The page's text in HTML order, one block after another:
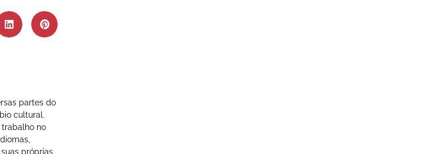
partes do
cultural.
trabalho no
próprias